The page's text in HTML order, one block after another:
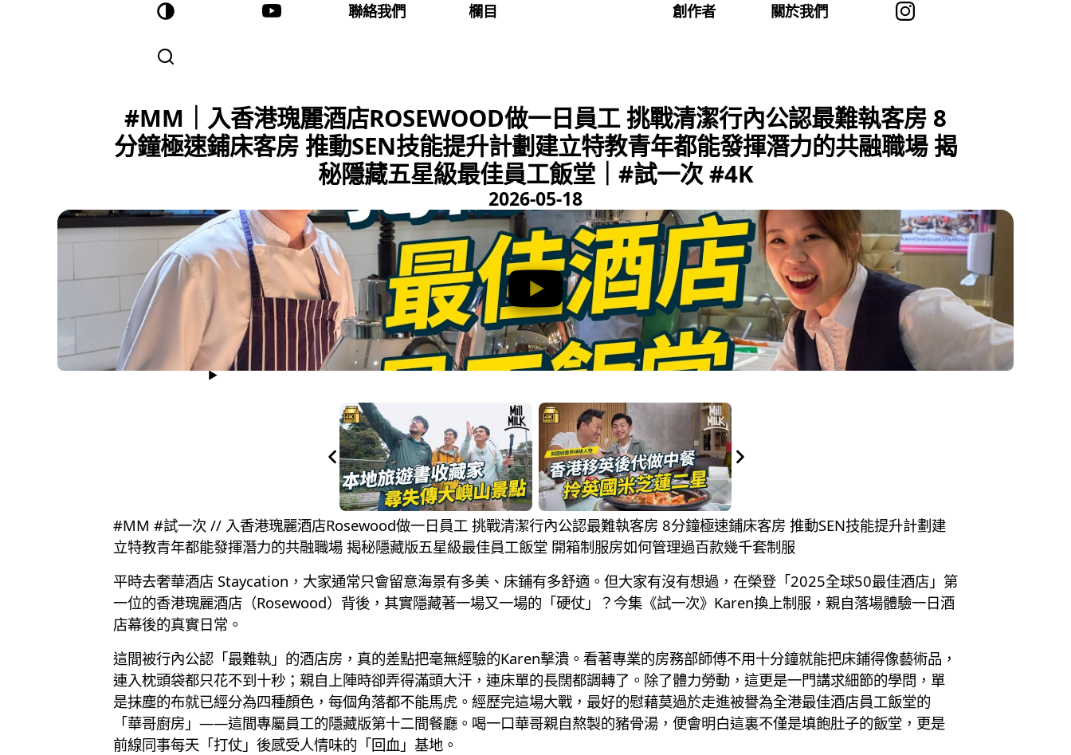
聯絡我們 欄目 創作者 關於我們
#MM｜入香港瑰麗酒店ROSEWOOD做一日員工 挑戰清潔行內公認最難執客房 8
分鐘極速鋪床客房 推動SEN技能提升計劃建立特教青年都能發揮潛力的共融職場 揭
秘隱藏五星級最佳員工飯堂｜#試一次 #4K
2026-05-18
#MM #試一次 // 入香港瑰麗酒店Rosewood做一日員工 挑戰清潔行內公認最難執客房 8分鐘極速鋪床客房 推動SEN技能提升計劃建
立特教青年都能發揮潛力的共融職場 揭秘隱藏版五星級最佳員工飯堂 開箱制服房如何管理過百款幾千套制服
平時去奢華酒店 Staycation，大家通常只會留意海景有多美、床鋪有多舒適。但大家有沒有想過，在榮登「2025全球50最佳酒店」第
一位的香港瑰麗酒店（Rosewood）背後，其實隱藏著一場又一場的「硬仗」？今集《試一次》Karen換上制服，親自落場體驗一日酒
店幕後的真實日常。
這間被行內公認「最難執」的酒店房，真的差點把毫無經驗的Karen擊潰。看著專業的房務部師傅不用十分鐘就能把床鋪得像藝術品，
連入枕頭袋都只花不到十秒；親自上陣時卻弄得滿頭大汗，連床單的長闊都調轉了。除了體力勞動，這更是一門講求細節的學問，單
是抹塵的布就已經分為四種顏色，每個角落都不能馬虎。經歷完這場大戰，最好的慰藉莫過於走進被譽為全港最佳酒店員工飯堂的
「華哥廚房」——這間專屬員工的隱藏版第十二間餐廳。喝一口華哥親自熬製的豬骨湯，便會明白這裏不僅是填飽肚子的飯堂，更是
前線同事每天「打仗」後感受人情味的「回血」基地。